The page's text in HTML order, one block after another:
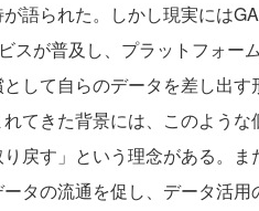
語られた。しかし現実には
スが普及し、プラットフォー
して自らのデータを差し出
てきた背景には、このよう
戻す」という理念がある。
タの流通を促し、データ活